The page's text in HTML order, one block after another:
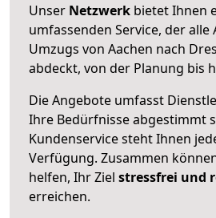
Unser Netzwerk bietet Ihnen
umfassenden Service, der alle
Umzugs von Aachen nach
abdeckt, von der Planung bis
Die Angebote umfasst
Ihre Bedürfnisse abgestimmt
Kundenservice steht Ihnen
Verfügung. Zusammen
helfen, Ihr Ziel stressfrei und
erreichen.